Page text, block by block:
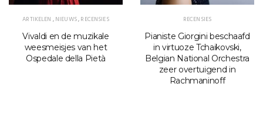
ARTIKELEN ,NIEUWS,RECENSIES
Vivaldi en de muzikale
weesmeisjes van het
Ospedale della Pietà
RECENSIES
Pianiste Giorgini beschaafd
in virtuoze Tchaikovski,
Belgian National Orchestra
zeer overtuigend in
Rachmaninoff